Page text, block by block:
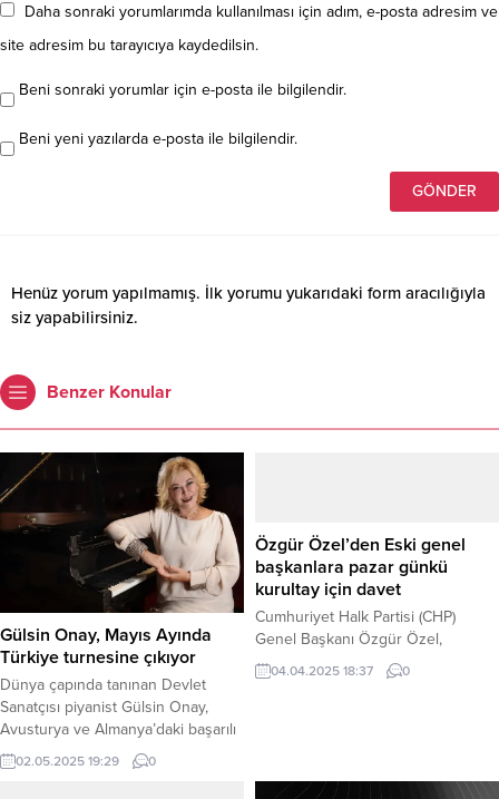
Daha sonraki yorumlarımda kullanılması için adım, e-posta adresim ve
site adresim bu tarayıcıya kaydedilsin.
Beni sonraki yorumlar için e-posta ile bilgilendir.
Beni yeni yazılarda e-posta ile bilgilendir.
Henüz yorum yapılmamış. İlk yorumu yukarıdaki form aracılığıyla
siz yapabilirsiniz.
Benzer Konular
Gülsin Onay, Mayıs Ayında
Türkiye turnesine çıkıyor
Dünya çapında tanınan Devlet
Sanatçısı piyanist Gülsin Onay,
Avusturya ve Almanya’daki başarılı
turnesinin ardından Türkiye’deki
müzikseverlerle yeniden
02.05.2025 19:29 0
Özgür Özel’den Eski genel
başkanlara pazar günkü
kurultay için davet
Cumhuriyet Halk Partisi (CHP)
Genel Başkanı Özgür Özel,
partisinin 6 Nisan Pazar günü
yapılacak 21. Olağanüstü
etmek için telefonla görüştüğü
04.04.2025 18:37 0